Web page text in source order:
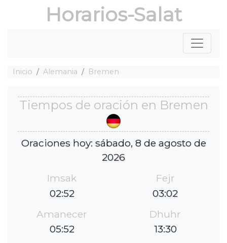
Horarios-Salat
Inicio Alemania Bremen
Tiempos de oración en Bremen
Oraciones hoy: sábado, 8 de agosto de
2026
Imsak
02:52
Fejr
03:02
Amanecer
05:52
Dhuhr
13:30